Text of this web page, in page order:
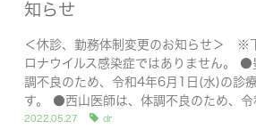
知らせ
＜休診、勤務体制変更のお知らせ＞ ※
ロナウイルス感染症ではありません。 ●
調不良のため、令和4年6月1日(水)の診
す。 ●西山医師は、体調不良のため、
2022.05.27 dr